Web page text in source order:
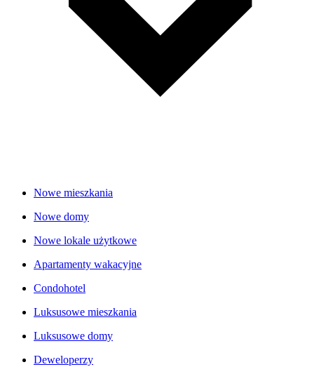
Nowe mieszkania
Nowe domy
Nowe lokale użytkowe
Apartamenty wakacyjne
Condohotel
Luksusowe mieszkania
Luksusowe domy
Deweloperzy